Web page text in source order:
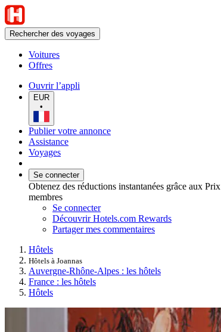
Rechercher des voyages
Voitures
Offres
Ouvrir l’appli
EUR
•
Publier votre annonce
Assistance
Voyages
Se connecter
Obtenez des réductions instantanées grâce aux Prix
membres
Se connecter
Découvrir Hotels.com Rewards
Partager mes commentaires
Hôtels
Hôtels à Joannas
Auvergne-Rhône-Alpes : les hôtels
France : les hôtels
Hôtels